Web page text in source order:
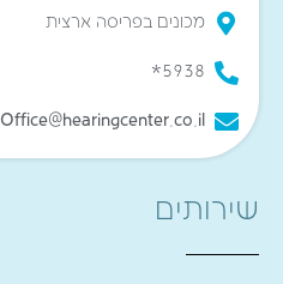
מכונים בפריסה ארצית
5938*
Office@hearingcenter.co.il
שירותים